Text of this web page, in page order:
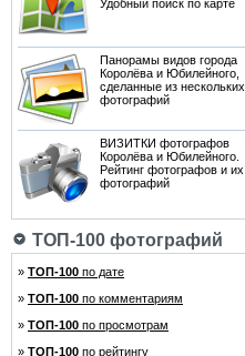
Удобный поиск по карте
Панорамы видов города
Королёва и Юбилейного,
сделанные из нескольких
фотографий
ВИЗИТКИ фотографов
Королёва и Юбилейного.
Рейтинг фотографов и их
фотографий
ТОП-100 фотографий
» ТОП-100 по дате
» ТОП-100 по комментариям
» ТОП-100 по просмотрам
» ТОП-100 по рейтингу